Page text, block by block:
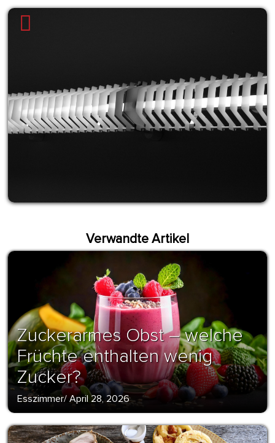
Verwandte Artikel
Zuckerarmes Obst – welche
Früchte enthalten wenig
Zucker?
Esszimmer/April 28, 2026